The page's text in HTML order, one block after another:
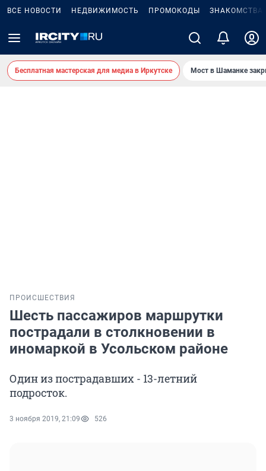
ВСЕ НОВОСТИ НЕДВИЖИМОСТЬ ПРОМОКОДЫ ЗНАКОМСТВА
Бесплатная мастерская для медиа в Иркутске Мост в Шаманке
ПРОИСШЕСТВИЯ
Шесть пассажиров маршрутки
пострадали в столкновении в
иномаркой в Усольском районе
Один из пострадавших - 13-летний
подросток.
3 ноября 2019, 21:09 526